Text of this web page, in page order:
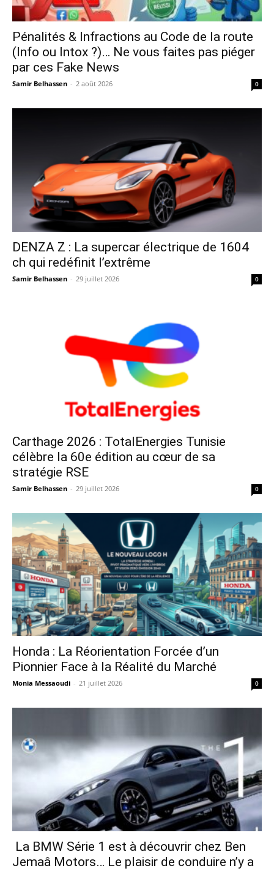
Pénalités & Infractions au Code de la route
(Info ou Intox ?)… Ne vous faites pas piéger
par ces Fake News
Samir Belhassen - 2 août 2026 0
DENZA Z : La supercar électrique de 1604
ch qui redéfinit l’extrême
Samir Belhassen - 29 juillet 2026 0
Carthage 2026 : TotalEnergies Tunisie
célèbre la 60e édition au cœur de sa
stratégie RSE
Samir Belhassen - 29 juillet 2026 0
Honda : La Réorientation Forcée d’un
Pionnier Face à la Réalité du Marché
Monia Messaoudi - 21 juillet 2026 0
La BMW Série 1 est à découvrir chez Ben
Jemaâ Motors… Le plaisir de conduire n’y a